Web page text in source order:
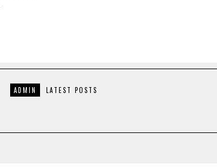
ADMIN LATEST POSTS